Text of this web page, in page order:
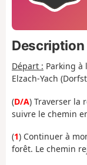
Description
Départ : Parking à
Elzach-Yach
(D/A) Traverser la
suivre le chemin
(1) Continuer à
forêt. Le chemin